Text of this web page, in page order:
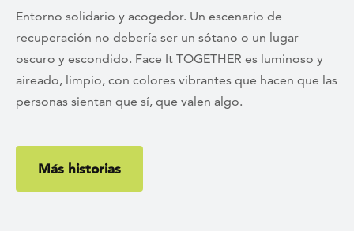
Entorno solidario y acogedor. Un escenario de
recuperación no debería ser un sótano o un lugar
oscuro y escondido. Face It TOGETHER es luminoso y
aireado, limpio, con colores vibrantes que hacen que las
personas sientan que sí, que valen algo.
Más historias